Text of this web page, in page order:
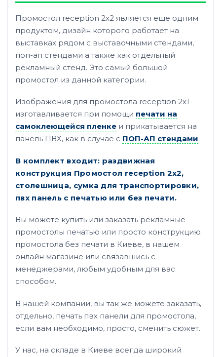
Промостол reception 2х2 является еще одним
продуктом, дизайн которого работает на
выставках рядом с выставочными стендами,
поп-ап стендами а также как отдельный
рекламный стенд. Это самый большой
промостол из данной категории.
Изображения для промостола reception 2х1
изготавливается при помощи печати на
самоклеющейся пленке и прикатывается на
панель ПВХ, как в случае с ПОП-АП стендами.
В комплект входит: раздвижная
конструкция Промостол reception 2х2,
столешница, сумка для транспортировки,
пвх панель с печатью или без печати.
Вы можете купить или заказать рекламные
промостолы печатью или просто конструкцию
промостола без печати в Киеве, в нашем
онлайн магазине или связавшись с
менеджерами, любым удобным для вас
способом.
В нашей компании, вы так же можете заказать,
отдельно, печать пвх панели для промостола,
если вам необходимо, просто, сменить сюжет.
У нас, на складе в Киеве всегда широкий